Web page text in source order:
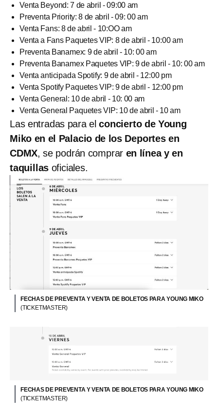
Venta Beyond: 7 de abril - 09:00 am
Preventa Priority: 8 de abril - 09: 00 am
Venta Fans: 8 de abril - 10:OO am
Venta a Fans Paquetes VIP: 8 de abril - 10:00 am
Preventa Banamex: 9 de abril - 10: 00 am
Preventa Banamex Paquetes VIP: 9 de abril - 10: 00 am
Venta anticipada Spotify: 9 de abril - 12:00 pm
Venta Spotify Paquetes VIP: 9 de abril - 12:00 pm
Venta General: 10 de abril - 10: 00 am
Venta General Paquetes VIP: 10 de abril - 10 am
Las entradas para el concierto de Young
Miko en el Palacio de los Deportes en
CDMX, se podrán comprar en línea y en
taquillas oficiales.
FECHAS DE PREVENTA Y VENTA DE BOLETOS PARA YOUNG MIKO
(TICKETMASTER)
FECHAS DE PREVENTA Y VENTA DE BOLETOS PARA YOUNG MIKO
(TICKETMASTER)